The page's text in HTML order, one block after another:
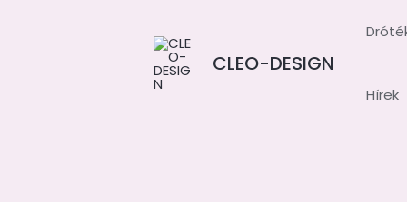
CLEO-DESIGN
Hírek